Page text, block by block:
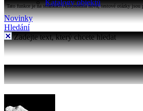
Katalogy objektů
Tato funkce je na stránkách Astronomia nová, testové otázky jsou
Novinky
Hledání
Zadejte text, který chcete hledat